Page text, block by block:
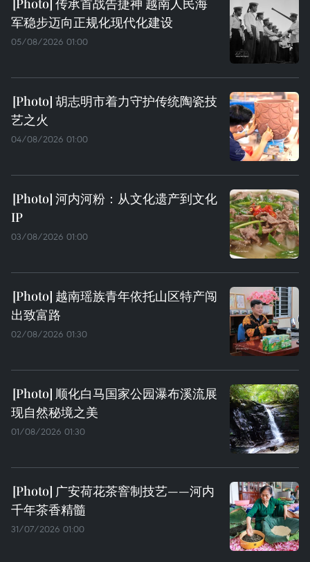
传承首战告捷神 越南人民海
军稳步迈向正规化现代化建设
05/08/2026 01:00
胡志明市着力守护传统陶瓷技
艺之火
04/08/2026 01:00
河内河粉：从文化遗产到文化
IP
03/08/2026 01:00
越南瑶族青年依托山区特产闯
出致富路
02/08/2026 01:30
顺化白马国家公园瀑布溪流展
现自然秘境之美
01/08/2026 01:30
广安荷花茶窨制技艺——河内
千年茶香精髓
31/07/2026 01:00